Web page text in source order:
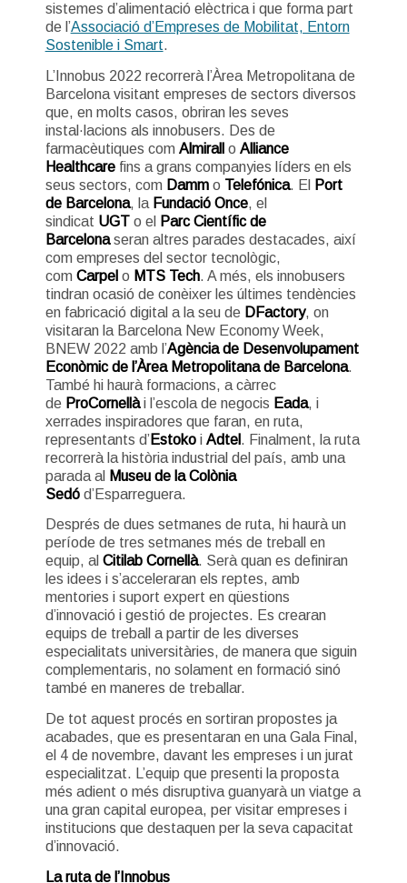
sistemes d’alimentació elèctrica i que forma part
de l’Associació d’Empreses de Mobilitat, Entorn
Sostenible i Smart.
L’Innobus 2022 recorrerà l’Àrea Metropolitana de
Barcelona visitant empreses de sectors diversos
que, en molts casos, obriran les seves
instal·lacions als innobusers. Des de
farmacèutiques com Almirall o Alliance
Healthcarefins a grans companyies líders en els
seus sectors, com Dammo Telefónica. El
Port
de Barcelona, la Fundació Once, el
sindicat UGTo el Parc Científic de
Barcelonaseran altres parades destacades, així
com empreses del sector tecnològic,
com Carpel o MTS Tech. A més, els innobusers
tindran ocasió de conèixer les últimes tendències
en fabricació digital a la seu de DFactory, on
visitaran la Barcelona New Economy Week,
BNEW 2022 amb l’Agència de Desenvolupament
Econòmic de l’Àrea Metropolitana de Barcelona.
També hi haurà formacions, a càrrec
de ProCornellài l’escola de negocis Eada, i
xerrades inspiradores que faran, en ruta,
representants d’Estokoi Adtel . Finalment, la ruta
recorrerà la història industrial del país, amb una
parada al Museu de la Colònia
Sedód’Esparreguera.
Després de dues setmanes de ruta, hi haurà un
període de tres setmanes més de treball en
equip, al Citilab Cornellà. Serà quan es definiran
les idees i s’acceleraran els reptes, amb
mentories i suport expert en qüestions
d’innovació i gestió de projectes. Es crearan
equips de treball a partir de les diverses
especialitats universitàries, de manera que siguin
complementaris, no solament en formació sinó
també en maneres de treballar.
De tot aquest procés en sortiran propostes ja
acabades, que es presentaran en una Gala Final,
el 4 de novembre, davant les empreses i un jurat
especialitzat. L’equip que presenti la proposta
més adient o més disruptiva guanyarà un viatge a
una gran capital europea, per visitar empreses i
institucions que destaquen per la seva capacitat
d’innovació.
La ruta de l’Innobus